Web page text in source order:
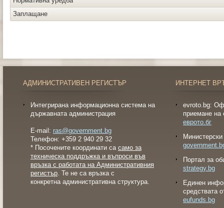
Заплащане
АДМИНИСТРАТИВЕН РЕГИСТЪР
Интегрирана информационна система на
държавната администрация
E-mail: ras@government.bg
Телефон: +359 2 940 29 32
* Посочените координати са само за
техническа поддръжка и въпроси във
връзка с работата на Административния
регистър. Те не са връзка с
конкретна административна структура.
ИНТЕРНЕТ
evroto.bg:
приемане на
еврото.бг
Портал за
strategy.bg
Eдинен
средствата
eufunds.bg